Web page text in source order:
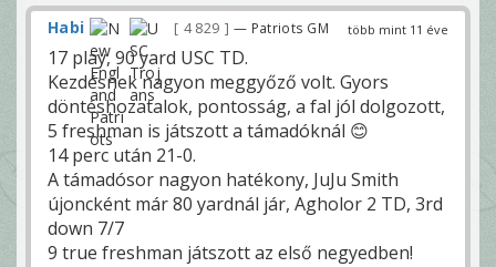
több mint 11 éve
Habi 4 829 — Patriots GM
17 play, 90 yard USC TD.
Kezdésnek nagyon meggyőző volt. Gyors
döntéshozatalok, pontosság, a fal jól dolgozott,
5 freshman is játszott a támadóknál 😊
14 perc után 21-0.
A támadósor nagyon hatékony, JuJu Smith
újoncként már 80 yardnál jár, Agholor 2 TD, 3rd
down 7/7
9 true freshman játszott az első negyedben!